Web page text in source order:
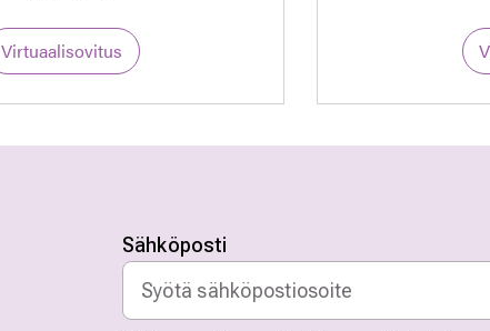
Virtuaalisovitus
Sähköposti